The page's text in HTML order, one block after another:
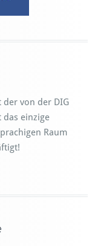
von der DIG
das einzige
Raum